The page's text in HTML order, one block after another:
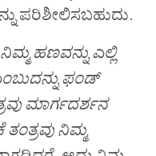
ಪರಿಶೀಲಿಸಬಹುದು.
ಹಣವನ್ನು ಎಲ್ಲಿ
ಫಂಡ್
ಮಾರ್ಗದರ್ಶನ
ನಿಮ್ಮ